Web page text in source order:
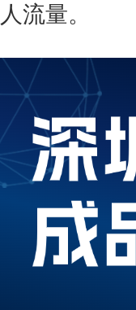
人流量。